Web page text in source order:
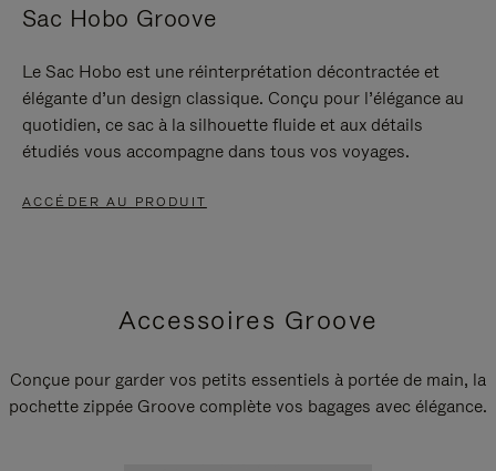
Sac Hobo Groove
Le Sac Hobo est une réinterprétation décontractée et
élégante d’un design classique. Conçu pour l’élégance au
quotidien, ce sac à la silhouette fluide et aux détails
étudiés vous accompagne dans tous vos voyages.
ACCÉDER AU PRODUIT
Accessoires Groove
Conçue pour garder vos petits essentiels à portée de main, la
pochette zippée Groove complète vos bagages avec élégance.